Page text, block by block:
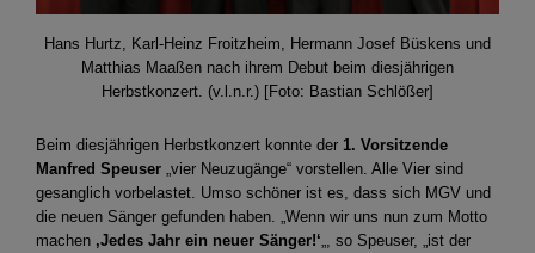
Hans Hurtz, Karl-Heinz Froitzheim, Hermann Josef Büskens und
Matthias Maaßen nach ihrem Debut beim diesjährigen
Herbstkonzert. (v.l.n.r.) [Foto: Bastian Schlößer]
Beim diesjährigen Herbstkonzert konnte der 1. Vorsitzende
Manfred Speuser „vier Neuzugänge“ vorstellen. Alle Vier sind
gesanglich vorbelastet. Umso schöner ist es, dass sich MGV und
die neuen Sänger gefunden haben. „Wenn wir uns nun zum Motto
machen ‚Jedes Jahr ein neuer Sänger!‘ „, so Speuser, „ist der